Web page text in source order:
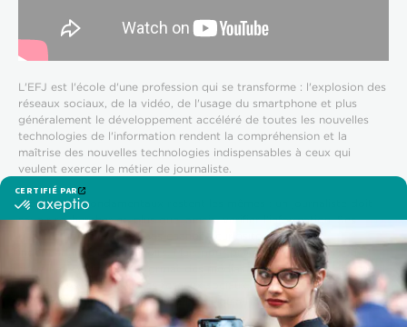
L'EFJ est l'école d'une profession qui se transforme : l'explosion des
réseaux sociaux, de la vidéo, de l'usage du smartphone et plus
généralement le développement accéléré de toutes les nouvelles
technologies de l'information rendent la compréhension et la
maîtrise des nouvelles technologies indispensables à ceux qui
veulent exercer le métier de journaliste.
Bien sûr, les fondamentaux restent les mêmes : un journaliste doit
savoir rechercher et, plus que jamais, vérifier l'information. Ses
qualités non plus n'ont pas changé : curiosité, rigueur et
indépendance des pouvoirs. Mais pour produire et diffuser son
travail au rythme et au format des médias d'aujourd'hui, il doit aussi
être agile sur le Net et les réseaux sociaux, acquérir les dernières
techniques de narration tant à l'écrit qu'à l'image et au son.